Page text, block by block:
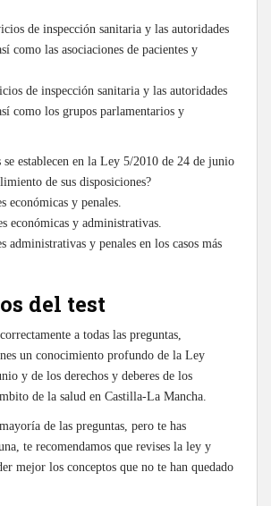
de inspección sanitaria y las autoridades
como las asociaciones de pacientes y
de inspección sanitaria y las autoridades
como los grupos parlamentarios y
se establecen en la Ley 5/2010 de 24 de junio
de sus disposiciones?
económicas y penales.
económicas y administrativas.
administrativas y penales en los casos más
del test
a todas las preguntas,
un conocimiento profundo de la Ley
y de los derechos y deberes de los
de la salud en Castilla-La Mancha.
de las preguntas, pero te has
te recomendamos que revises la ley y
mejor los conceptos que no te han quedado